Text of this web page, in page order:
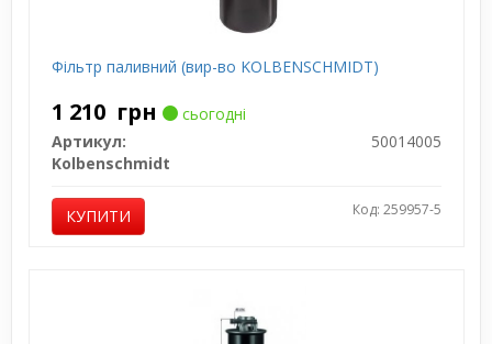
Фільтр паливний (вир-во KOLBENSCHMIDT)
1 210 грн
сьогодні
Артикул:
50014005
Kolbenschmidt
КУПИТИ Код: 259957-5